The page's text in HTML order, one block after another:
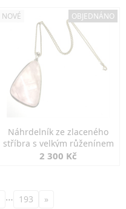
NOVÉ OBJEDNÁNO
Náhrdelník ze zlaceného
stříbra s velkým růženínem
2 300 Kč
… 193 »